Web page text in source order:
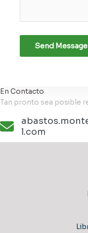
Send Message
En Contacto
Tan pronto sea posible
l.com